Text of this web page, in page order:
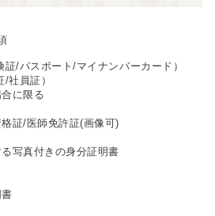
/パスポート/マイナンバーカード）
社員証）
に限る
証/医師免許証(画像可)
写真付きの身分証明書